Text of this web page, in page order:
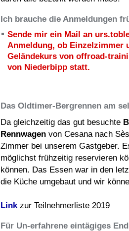
Ich brauche die Anmeldungen
Sende mir ein Mail an
Anmeldung, ob Einzelzimmer
Geländekurs von offroad-
von Niederbipp statt.
Das Oldtimer-Bergrennen am
Da gleichzeitig das gut besuchte
Rennwagen von Cesana nach
Zimmer bei unserem Gastgeber.
möglichst frühzeitig reservieren
können. Das Essen war in den
die Küche umgebaut und wir
Link zur Teilnehmerliste 2019
Für Un-erfahrene eintägiges